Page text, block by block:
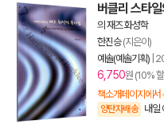
버클리 스타
의 재즈 화성학
한진승(지은이)
예솔(예솔기획)
6,750원 (10%
책소개페이지에서
양탄자배송 내일